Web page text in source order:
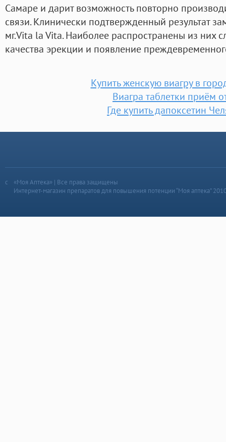
Самаре и дарит возможность повторно
связи. Клинически подтвержденный результат
мг.Vita la Vita. Наиболее распространены из них
качества эрекции и появление
Купить женскую виагру в
Виагра таблетки приём
Где купить дапоксетин
«Моя Аптека» | Все права защищены
Интернет-магазин препаратов для повышения потенции “Моя аптека”